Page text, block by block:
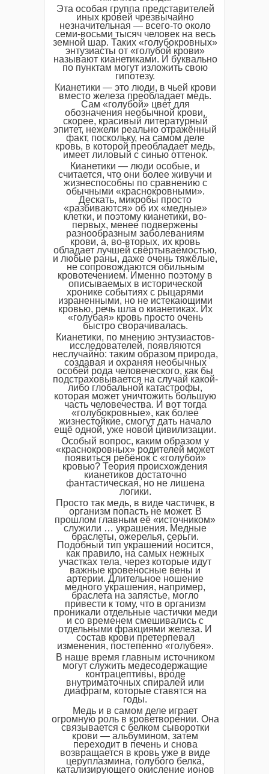
Эта особая группа представителей
иных кровей чрезвычайно
незначительная — всего-то около
семи-восьми тысяч человек на весь
земной шар. Таких «голубокровных»
энтузиасты от «голубой крови»
называют кианетиками. И буквально
по пунктам могут изложить свою
гипотезу.
Кианетики — это люди, в чьей крови
вместо железа преобладает медь.
Сам «голубой» цвет для
обозначения необычной крови,
скорее, красивый литературный
эпитет, нежели реально отражённый
факт, поскольку, на самом деле
кровь, в которой преобладает медь,
имеет лиловый с синью оттенок.
Кианетики — люди особые, и
считается, что они более живучи и
жизнеспособны по сравнению с
обычными «краснокровными».
Дескать, микробы просто
«разбиваются» об их «медные»
клетки, и поэтому кианетики, во-
первых, менее подвержены
разнообразным заболеваниям
крови, а, во-вторых, их кровь
обладает лучшей свёртываемостью,
и любые раны, даже очень тяжёлые,
не сопровождаются обильным
кровотечением. Именно поэтому в
описываемых в исторической
хронике событиях с рыцарями
израненными, но не истекающими
кровью, речь шла о кианетиках. Их
«голубая» кровь просто очень
быстро сворачивалась.
Кианетики, по мнению энтузиастов-
исследователей, появляются
неслучайно: таким образом природа,
создавая и охраняя необычных
особей рода человеческого, как бы
подстраховывается на случай какой-
либо глобальной катастрофы,
которая может уничтожить большую
часть человечества. И вот тогда
«голубокровные», как более
жизнестойкие, смогут дать начало
ещё одной, уже новой цивилизации.
Особый вопрос, каким образом у
«краснокровных» родителей может
появиться ребёнок с «голубой»
кровью? Теория происхождения
кианетиков достаточно
фантастическая, но не лишена
логики.
Просто так медь, в виде частичек, в
организм попасть не может. В
прошлом главным её «источником»
служили … украшения. Медные
браслеты, ожерелья, серьги.
Подобный тип украшений носится,
как правило, на самых нежных
участках тела, через которые идут
важные кровеносные вены и
артерии. Длительное ношение
медного украшения, например,
браслета на запястье, могло
привести к тому, что в организм
проникали отдельные частички меди
и со временем смешивались с
отдельными фракциями железа. И
состав крови претерпевал
изменения, постепенно «голубея».
В наше время главным источником
могут служить медесодержащие
контрацептивы, вроде
внутриматочных спиралей или
диафрагм, которые ставятся на
годы.
Медь и в самом деле играет
огромную роль в кроветворении. Она
связывается с белком сыворотки
крови — альбумином, затем
переходит в печень и снова
возвращается в кровь уже в виде
церуплазмина, голубого белка,
катализирующего окисление ионов